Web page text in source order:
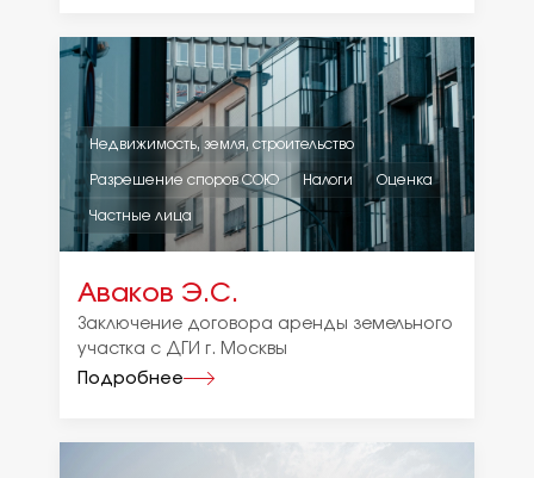
Недвижимость, земля, строительство
Разрешение споров СОЮ
Налоги
Оценка
Частные лица
Аваков Э.С.
Заключение договора аренды земельного
участка с ДГИ г. Москвы
Подробнее